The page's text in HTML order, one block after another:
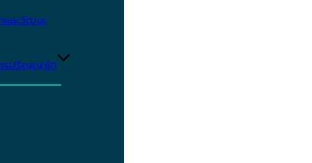
และวัฒนะ
รปริญญาโท